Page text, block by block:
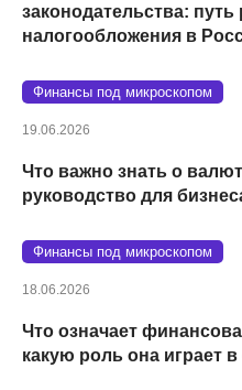
законодательства:
налогообложения в
Финансы под микроскопом
19.06.2026
Что важно знать о
руководство для
Финансы под микроскопом
18.06.2026
Что означает
какую роль она играет